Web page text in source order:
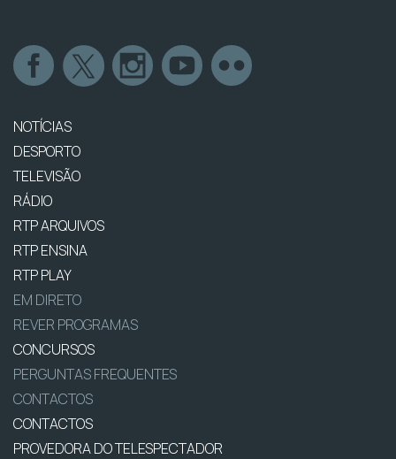
NOTÍCIAS
DESPORTO
TELEVISÃO
RÁDIO
RTP ARQUIVOS
RTP ENSINA
RTP PLAY
EM DIRETO
REVER PROGRAMAS
CONCURSOS
PERGUNTAS FREQUENTES
CONTACTOS
CONTACTOS
PROVEDORA DO TELESPECTADOR